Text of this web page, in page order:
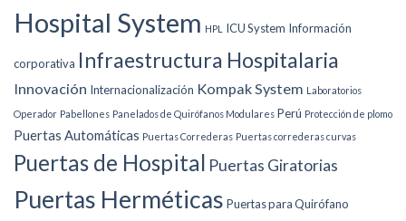
Hospital System HPL ICU System Información
corporativa Infraestructura Hospitalaria
Innovación Internacionalización Kompak System Laboratorios
Operador Pabellones Panelados de Quirófanos Modulares Perú Protección de plomo
Puertas Automáticas Puertas Correderas Puertas correderas curvas
Puertas de Hospital Puertas Giratorias
Puertas Herméticas Puertas para Quirófano